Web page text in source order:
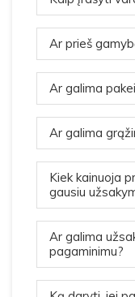
Ar prieš
Ar galima
Ar galima
Kiek kainuoja
gausiu
Ar galima
pagaminimu?